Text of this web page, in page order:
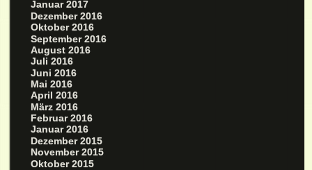
Januar 2017
Dezember 2016
Oktober 2016
September 2016
August 2016
Juli 2016
Juni 2016
Mai 2016
April 2016
März 2016
Februar 2016
Januar 2016
Dezember 2015
November 2015
Oktober 2015